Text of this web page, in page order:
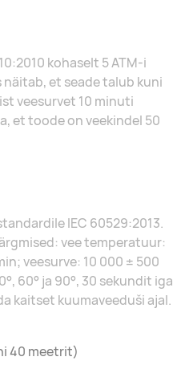
kohaselt 5 ATM-i
et seade talub kuni
veesurvet 10 minuti
et toode on veekindel 50
IEC 60529:2013.
vee temperatuur:
veesurve: 10 000 ± 500
60° ja 90°, 30 sekundit iga
kaitset kuumaveeduši ajal.
40 meetrit)